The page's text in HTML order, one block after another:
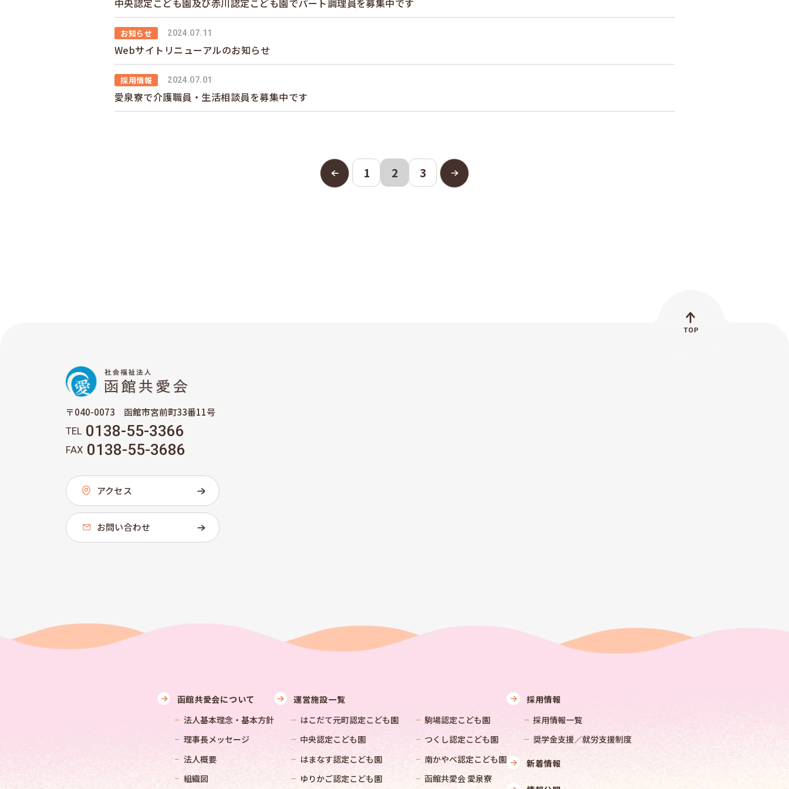
お知らせ 2024.07.11
Webサイトリニューアルのお知らせ
採用情報 2024.07.01
愛泉寮で介護職員・生活相談員を募集中です
1 2 3
〒040-0073 函館市宮前町33番11号
TEL 0138-55-3366
FAX 0138-55-3686
アクセス
お問い合わせ
函館共愛会について
法人基本理念・基本方針
理事長メッセージ
法人概要
組織図
運営施設一覧
はこだて元町認定こども園
中央認定こども園
はまなす認定こども園
ゆりかご認定こども園
駒場認定こども園
つくし認定こども園
南かやべ認定こども園
函館共愛会 愛泉寮
採用情報
採用情報一覧
奨学金支援／就労支援制度
新着情報